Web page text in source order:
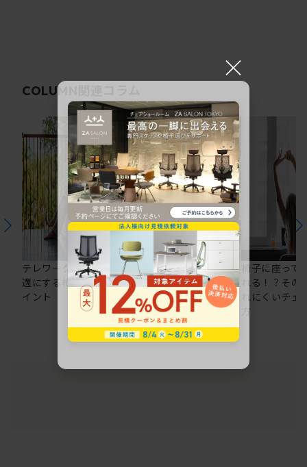
COLUMN
テレワークの仕事を快
適にする椅子選びのポ
イント
在宅ワークにおすすめ
のオフィスチェア5選
椅子に座っ
れる！？その
れにくいチェ
方
×